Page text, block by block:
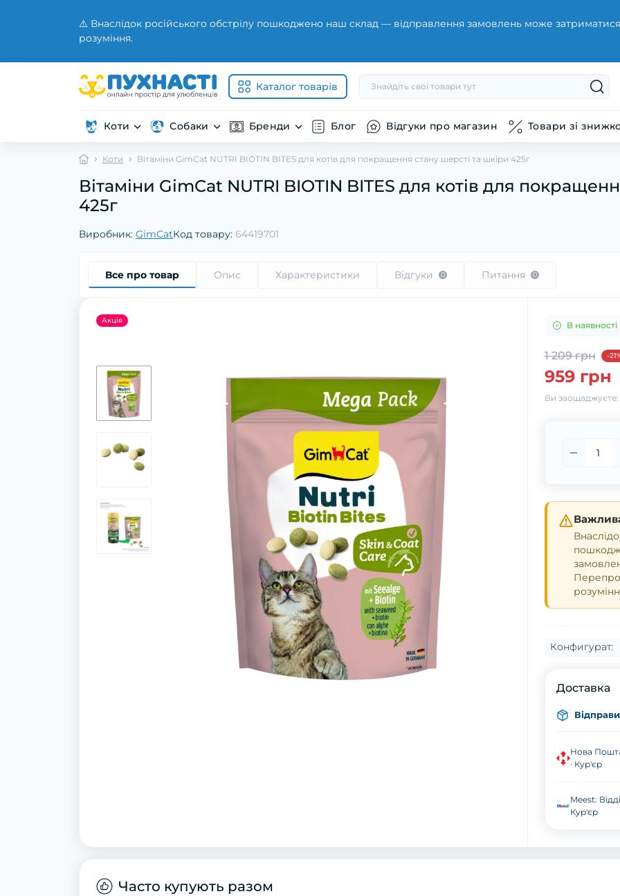
⚠️ Внаслідок російського обстрілу пошкоджено наш склад — відправлення замовлень може затриматися
розуміння.
Каталог товарів
Коти Собаки Бренди Блог Відгуки про магазин Товари зі
Коти Вітаміни GimCat NUTRI BIOTIN BITES для котів для покращення стану шерсті та шкіри 425г
Вітаміни GimCat NUTRI BIOTIN BITES для котів для
425г
Виробник: GimCatКод товару: 64419701
Все про товар Опис Характеристики Відгуки 0 Питання 0
Акція В наявності
1 209 грн -
959 грн
Ви заощаджуєте:
Конфигурат:
Доставка
Нова
· Кур'єр
Meest:
Кур'єр
Часто купують разом